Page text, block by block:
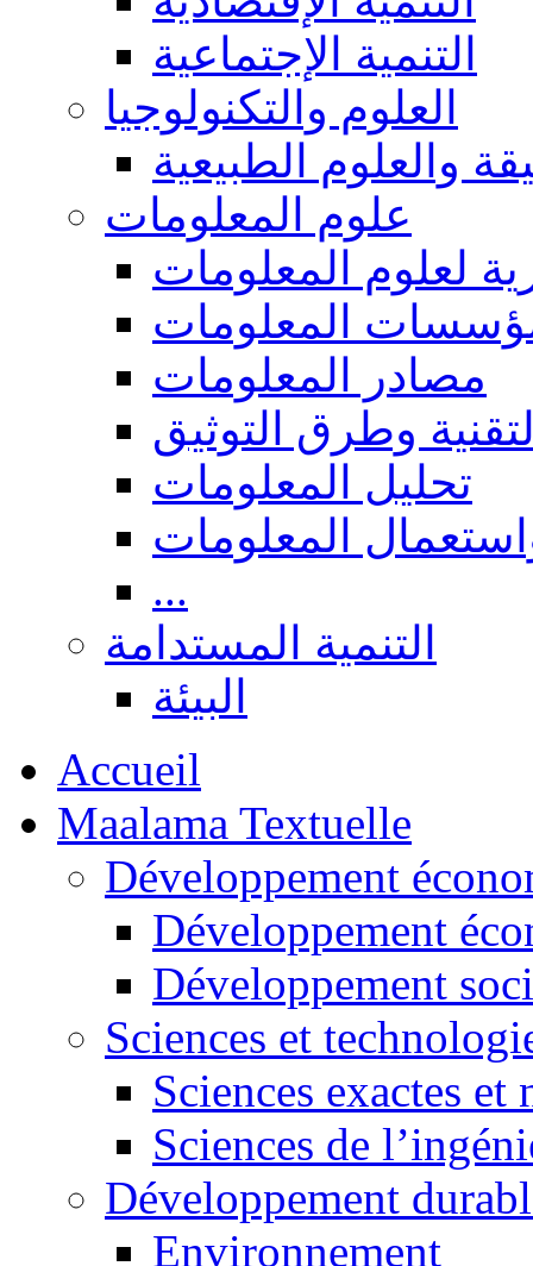
التنمية الإجتماعية
العلوم والتكنولوجيا
والعلوم الطبيعية
علوم المعلومات
لعلوم المعلومات
المعلومات
مصادر المعلومات
وطرق التوثيق
تحليل المعلومات
المعلومات
...
التنمية المستدامة
البيئة
Accueil
Maalama Textuelle
Développement
Développement
Développement
Sciences et
Sciences exactes et
Sciences de
Développement
Environnement